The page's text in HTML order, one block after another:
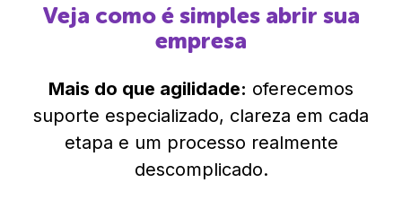
Veja como é simples abrir sua
empresa
Mais do que agilidade: oferecemos
suporte especializado, clareza em cada
etapa e um processo realmente
descomplicado.